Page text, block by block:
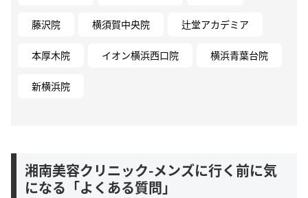
藤沢院 横須賀中央院 辻堂アカデミア
本厚木院 イオン横浜西口院 横浜青葉台院
新横浜院
湘南美容クリニック-メンズに行く前に気
になる「よくある質問」